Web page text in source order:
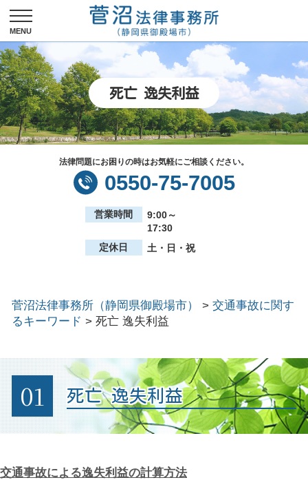
死亡 逸失利益
法律問題にお困りの時はお気軽にご相談ください。
0550-75-7005
営業時間
9:00～
17:30
定休日
土・日・祝
菅沼法律事務所（静岡県御殿場市） > 交通事故に関す
るキーワード > 死亡 逸失利益
01 死亡 逸失利益
交通事故による逸失利益の計算方法